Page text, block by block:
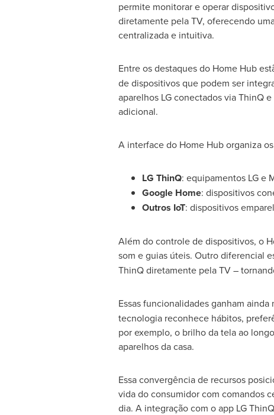
permite monitorar e operar
diretamente pela TV, oferecendo
centralizada e intuitiva.
Entre os destaques do Home Hub
de dispositivos que podem ser
aparelhos LG conectados via ThinQ
adicional.
A interface do Home Hub organiza
LG ThinQ: equipamentos LG e
Google Home: dispositivos
Outros IoT: dispositivos
Além do controle de dispositivos, o
som e guias úteis. Outro diferencial
ThinQ diretamente pela TV –
Essas funcionalidades ganham
tecnologia reconhece hábitos,
por exemplo, o brilho da tela ao
aparelhos da casa.
Essa convergência de recursos
vida do consumidor com comandos
dia. A integração com o app LG